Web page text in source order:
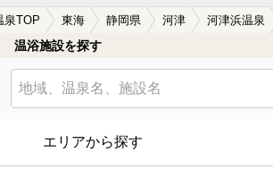
泉TOP 東海 静岡県 河津 河津浜温泉
温浴施設を探す
エリアから探す